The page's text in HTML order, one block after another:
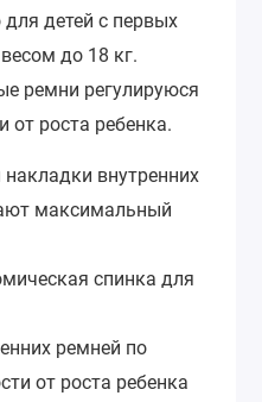
детей с первых
до 18 кг.
ремни регулируюся
от роста ребенка.
внутренних
максимальный
спинка для
ремней по
от роста ребенка